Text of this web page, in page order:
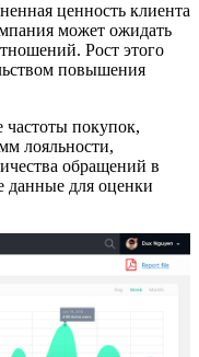
ценность клиента
может ожидать
Рост этого
повышения
покупок,
лояльности,
обращений в
данные для оценки